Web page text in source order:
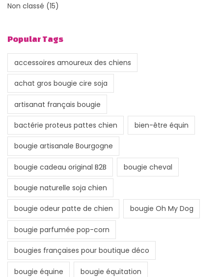
Non classé (15)
Popular Tags
accessoires amoureux des chiens
achat gros bougie cire soja
artisanat français bougie
bactérie proteus pattes chien bien-être équin
bougie artisanale Bourgogne
bougie cadeau original B2B bougie cheval
bougie naturelle soja chien
bougie odeur patte de chien bougie Oh My Dog
bougie parfumée pop-corn
bougies françaises pour boutique déco
bougie équine bougie équitation